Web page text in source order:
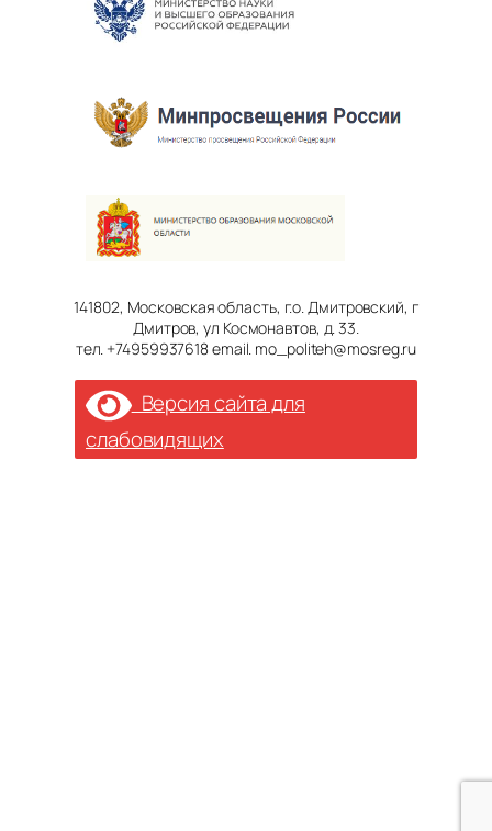
141802, Московская область, г.о. Дмитровский, г
Дмитров, ул Космонавтов, д. 33.
тел. +74959937618 email. mo_politeh@mosreg.ru
Версия сайта для
слабовидящих